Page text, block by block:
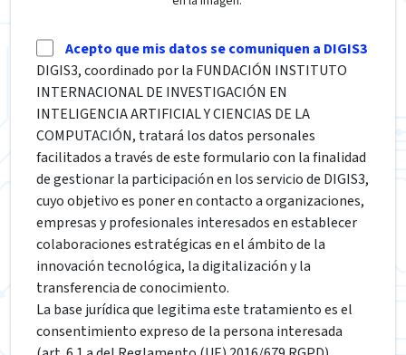
Acepto que mis datos se comuniquen a DIGIS3
DIGIS3, coordinado por la FUNDACIÓN INSTITUTO
INTERNACIONAL DE INVESTIGACIÓN EN
INTELIGENCIA ARTIFICIAL Y CIENCIAS DE LA
COMPUTACIÓN, tratará los datos personales
facilitados a través de este formulario con la finalidad
de gestionar la participación en los servicio de DIGIS3,
cuyo objetivo es poner en contacto a organizaciones,
empresas y profesionales interesados en establecer
colaboraciones estratégicas en el ámbito de la
innovación tecnológica, la digitalización y la
transferencia de conocimiento.
La base jurídica que legitima este tratamiento es el
consentimiento expreso de la persona interesada